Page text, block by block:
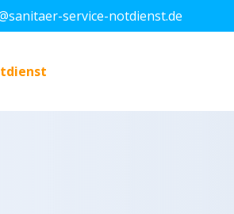
service-notdienst.de